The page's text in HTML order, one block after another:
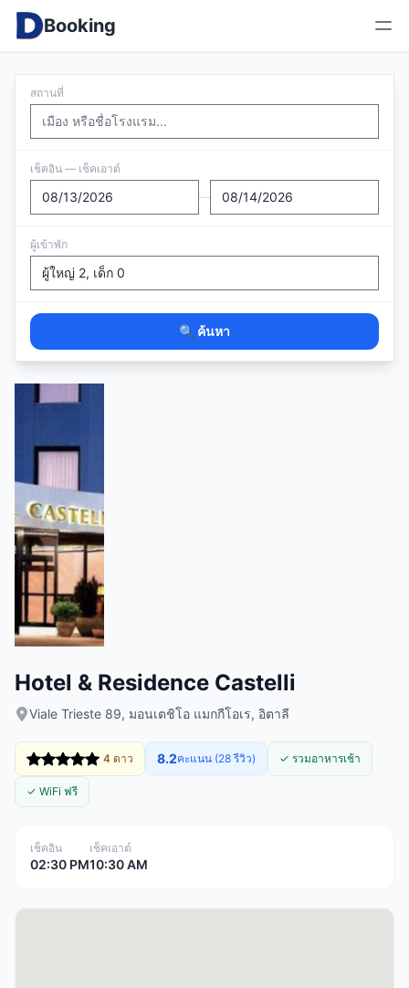
Booking
สถานที่
เช็คอิน — เช็คเอาต์
—
ผู้เข้าพัก
🔍 ค้นหา
Hotel & Residence Castelli
Viale Trieste 89, มอนเตชิโอ แมกกีโอเร, อิตาลี
4 ดาว 8.2คะแนน (28 รีวิว) ✓ รวมอาหารเช้า
✓ WiFi ฟรี
เช็คอิน
02:30 PM
เช็คเอาต์
10:30 AM